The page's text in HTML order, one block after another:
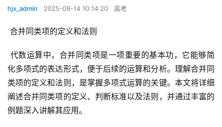
hjx_admin 2025-09-14 10:14:20 高考
合并同类项的定义和法则
化多项式的表达形式，便于后续的运算和分析。理解合并同
类项的定义和法则，是掌握多项式运算的关键。本文将详细
阐述合并同类项的定义、判断标准以及法则，并通过丰富的
例题深入讲解其应用。